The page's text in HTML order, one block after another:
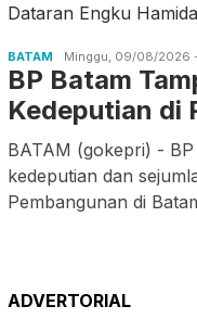
BATAM Minggu, 09/08/2026 -
BP Batam
Kedeputian di
BATAM (gokepri) -
kedeputian dan
Pembangunan di
ADVERTORIAL